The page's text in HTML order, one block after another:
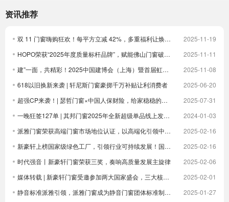
资讯推荐
双 11 门窗嗨购狂欢！每平方立减 42%，多重福利让焕新更划算！
2025-11-19
HOPO荣获“2025年度质量标杆品牌”，赋能佛山门窗破卷立新
2025-11-11
建”一面，共精彩！2025中国建博会（上海）暨首届虹桥设计周顺利收官！
2025-11-08
618以旧换新来袭 | 轩尼斯门窗豪掷千万补贴让利消费者
2025-06-20
超强CP来袭！| 瑟哲门窗×中国人保财险，给家稳稳的安全感
2025-07-31
一晚狂签127单 | 其邦门窗2025年全新超级单品线上发布圆满成功
2024-01-03
派雅门窗荣获高端门窗市场地位认证，以高端化引领中国门窗新未来| 倒计时
2025-02-16
新豪轩上榜国家级绿色工厂，引领行业可持续发展！国家级荣誉 1！
2025-02-16
时代强音丨新豪轩门窗荣获三奖，奏响高质量发展主旋律
2025-02-06
媒体转载 | 新豪轩门窗受邀参加两大国家盛会，三大核心优势驱动企业发展
2025-02-01
静音标准派雅引领，派雅门窗成为静音门窗团体标准制定者
2025-01-27